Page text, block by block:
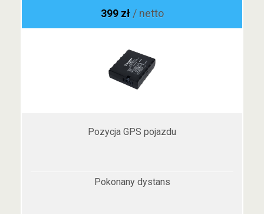
399 zł / netto
Pozycja GPS pojazdu
Pokonany dystans